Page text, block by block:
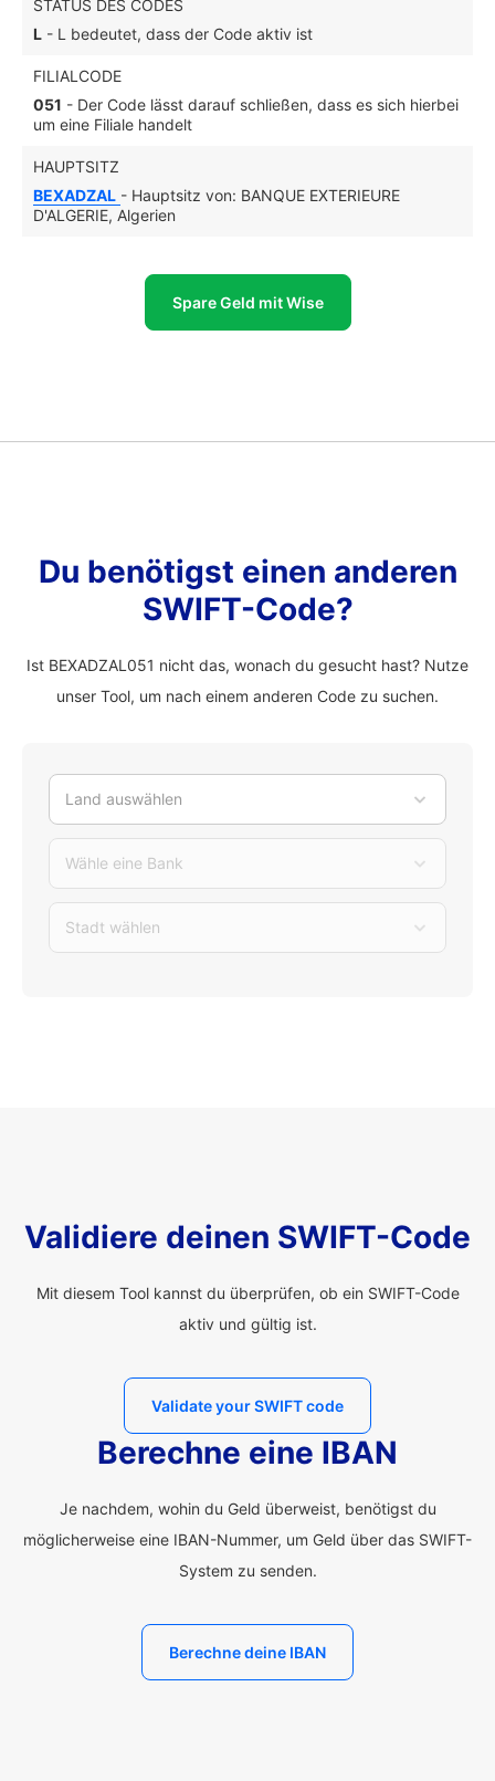
STATUS DES CODES
L - L bedeutet, dass der Code aktiv ist
FILIALCODE
051 - Der Code lässt darauf schließen, dass es sich hierbei
um eine Filiale handelt
HAUPTSITZ
BEXADZAL - Hauptsitz von: BANQUE EXTERIEURE
D'ALGERIE, Algerien
Spare Geld mit Wise
Du benötigst einen anderen
SWIFT-Code?
Ist BEXADZAL051 nicht das, wonach du gesucht hast? Nutze
unser Tool, um nach einem anderen Code zu suchen.
Land auswählen
Wähle eine Bank
Stadt wählen
Validiere deinen SWIFT-Code
Mit diesem Tool kannst du überprüfen, ob ein SWIFT-Code
aktiv und gültig ist.
Validate your SWIFT code
Berechne eine IBAN
Je nachdem, wohin du Geld überweist, benötigst du
möglicherweise eine IBAN-Nummer, um Geld über das SWIFT-
System zu senden.
Berechne deine IBAN